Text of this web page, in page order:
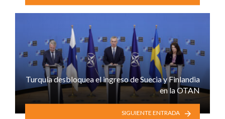
Turquía desbloquea el ingreso de Suecia y Finlandia
en la OTAN
SIGUIENTE ENTRADA